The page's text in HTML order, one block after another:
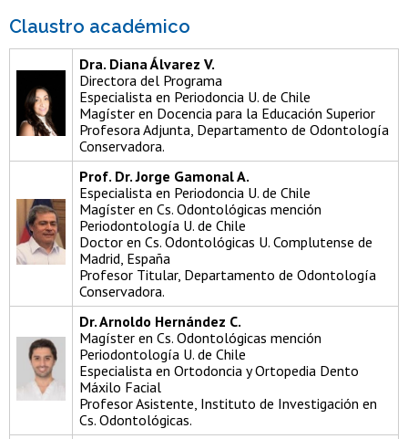
Claustro académico
Dra. Diana Álvarez V.
Directora del Programa
Especialista en Periodoncia U. de Chile
Magíster en Docencia para la Educación Superior
Profesora Adjunta, Departamento de Odontología
Conservadora.
Prof. Dr. Jorge Gamonal A.
Especialista en Periodoncia U. de Chile
Magíster en Cs. Odontológicas mención
Periodontología U. de Chile
Doctor en Cs. Odontológicas U. Complutense de
Madrid, España
Profesor Titular, Departamento de Odontología
Conservadora.
Dr. Arnoldo Hernández C.
Magíster en Cs. Odontológicas mención
Periodontología U. de Chile
Especialista en Ortodoncia y Ortopedia Dento
Máxilo Facial
Profesor Asistente, Instituto de Investigación en
Cs. Odontológicas.